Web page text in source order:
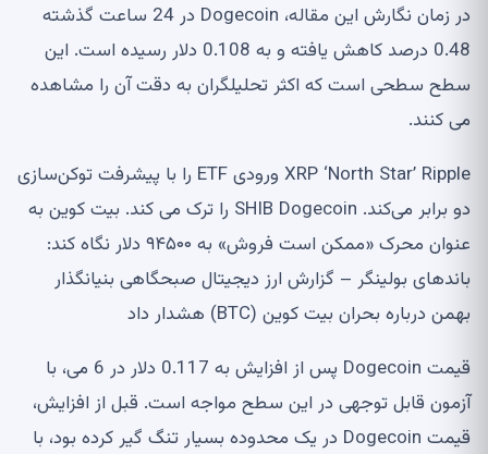
در زمان نگارش این مقاله، Dogecoin در 24 ساعت گذشته
0.48 درصد کاهش یافته و به 0.108 دلار رسیده است. این
سطح سطحی است که اکثر تحلیلگران به دقت آن را مشاهده
می کنند.
XRP ‘North Star’ Ripple ورودی ETF را با پیشرفت توکن‌سازی
دو برابر می‌کند. SHIB Dogecoin را ترک می کند. بیت کوین به
عنوان محرک «ممکن است فروش» به ۹۴۵۰۰ دلار نگاه کند:
باندهای بولینگر – گزارش ارز دیجیتال صبحگاهی بنیانگذار
بهمن درباره بحران بیت کوین (BTC) هشدار داد
قیمت Dogecoin پس از افزایش به 0.117 دلار در 6 می، با
آزمون قابل توجهی در این سطح مواجه است. قبل از افزایش،
قیمت Dogecoin در یک محدوده بسیار تنگ گیر کرده بود، با